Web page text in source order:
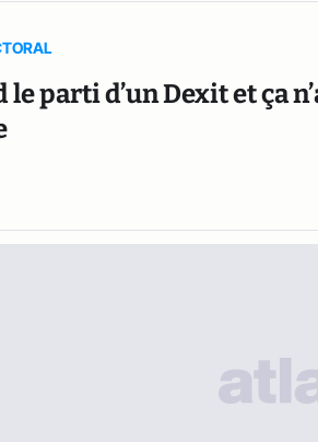
le parti d’un Dexit et ça